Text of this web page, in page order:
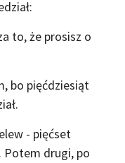
to, że prosisz o
bo pięćdziesiąt
- pięćset
Potem drugi, po